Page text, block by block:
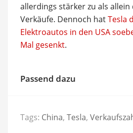
allerdings stärker zu als allein
Verkäufe. Dennoch hatTesla
Elektroautos in den USA
Mal gesenkt.
Passend dazu
Tags: China, Tesla,